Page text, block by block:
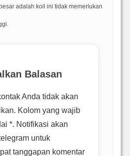
adalah koil ini tidak memerlukan
Balasan
Anda tidak akan
Kolom yang wajib
*. Notifikasi akan
untuk
tanggapan komentar